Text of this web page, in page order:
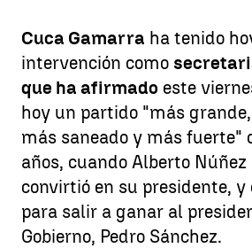
Cuca Gamarra ha tenido
intervención como
que ha afirmado este
hoy un partido "más
más saneado y más fuerte"
años, cuando Alberto Núñez
convirtió en su presidente,
para salir a ganar al
Gobierno, Pedro Sánchez.